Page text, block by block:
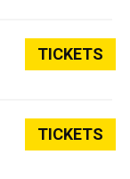
TICKETS
TICKETS